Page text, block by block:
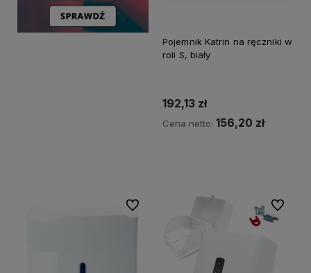
Pojemnik Katrin na ręczniki w
roli S, biały
192,13 zł
Cena netto: 156,20 zł
Do ulubionych Do